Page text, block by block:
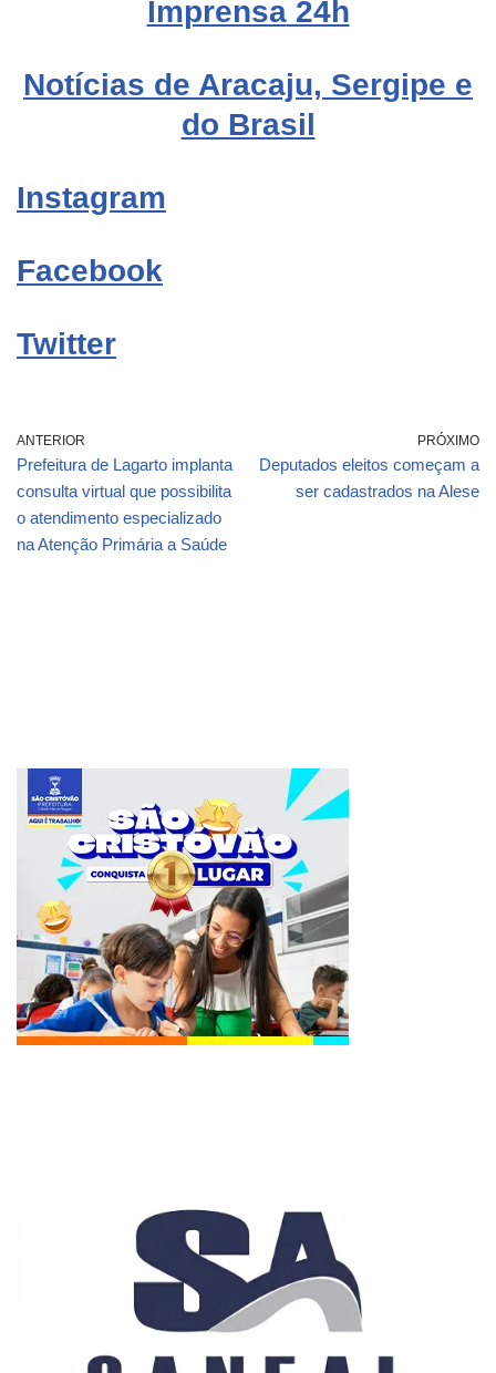
Imprensa24h
Notícias de Aracaju, Sergipe e
do Brasil
Instagram
Facebook
Twitter
ANTERIOR
Prefeitura de Lagarto implanta
consulta virtual que possibilita
o atendimento especializado
na Atenção Primária a Saúde
PRÓXIMO
Deputados eleitos começam a
ser cadastrados na Alese